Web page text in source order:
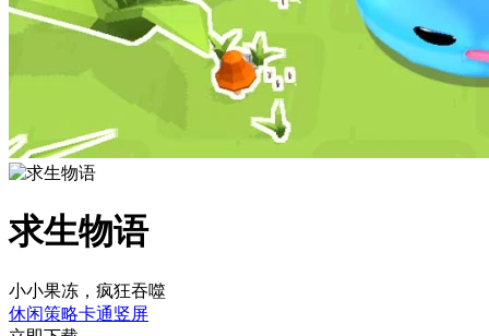
求生物语
小小果冻，疯狂吞噬
休闲策略卡通竖屏